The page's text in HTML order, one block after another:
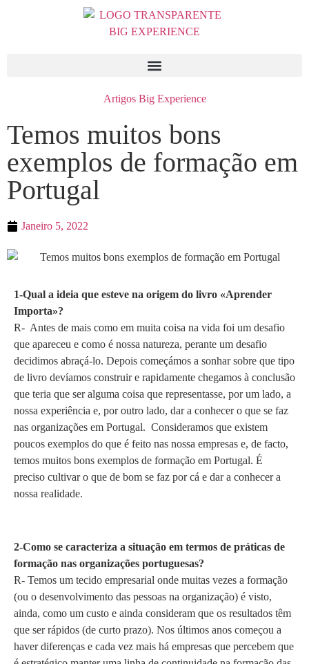
Artigos Big Experience
Temos muitos bons
exemplos de formação em
Portugal
Janeiro 5, 2022
1-Qual a ideia que esteve na origem do livro «Aprender
Importa»?
R- Antes de mais como em muita coisa na vida foi um desafio
que apareceu e como é nossa natureza, perante um desafio
decidimos abraçá-lo. Depois começámos a sonhar sobre que tipo
de livro devíamos construir e rapidamente chegamos à conclusão
que teria que ser alguma coisa que representasse, por um lado, a
nossa experiência e, por outro lado, dar a conhecer o que se faz
nas organizações em Portugal. Consideramos que existem
poucos exemplos do que é feito nas nossa empresas e, de facto,
temos muitos bons exemplos de formação em Portugal. É
preciso cultivar o que de bom se faz por cá e dar a conhecer a
nossa realidade.
2-Como se caracteriza a situação em termos de práticas de
formação nas organizações portuguesas?
R- Temos um tecido empresarial onde muitas vezes a formação
(ou o desenvolvimento das pessoas na organização) é visto,
ainda, como um custo e ainda consideram que os resultados têm
que ser rápidos (de curto prazo). Nos últimos anos começou a
haver diferenças e cada vez mais há empresas que percebem que